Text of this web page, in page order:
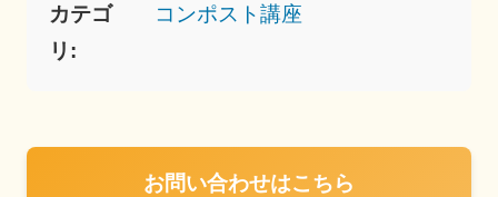
カテゴ
リ:
コンポスト講座
お問い合わせはこちら